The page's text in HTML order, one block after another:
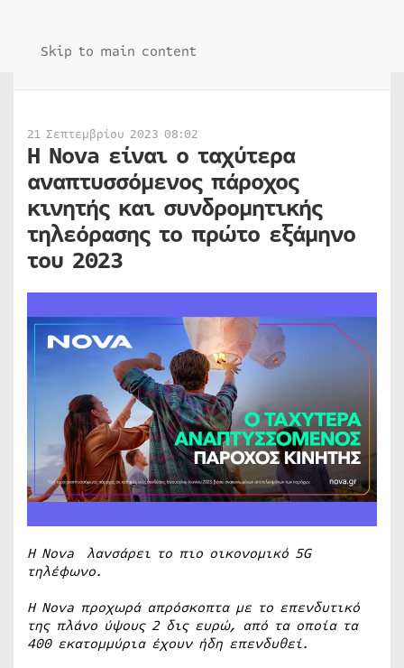
Skip to main content
21 Σεπτεμβρίου 2023 08:02
Η Nova είναι ο ταχύτερα
αναπτυσσόμενος πάροχος
κινητής και συνδρομητικής
τηλεόρασης το πρώτο εξάμηνο
του 2023
Η Nova λανσάρει το πιο οικονομικό 5G
τηλέφωνο.
Η Nova προχωρά απρόσκοπτα με το επενδυτικό
της πλάνο ύψους 2 δις ευρώ, από τα οποία τα
400 εκατομμύρια έχουν ήδη επενδυθεί.